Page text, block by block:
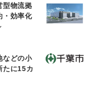
型物流拠
・効率化
などの小
たに15カ